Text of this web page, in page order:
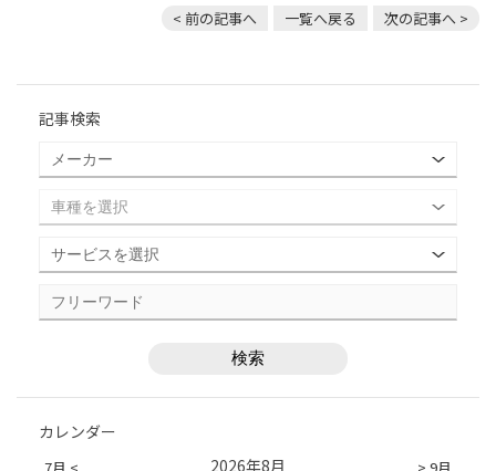
< 前の記事へ 一覧へ戻る 次の記事へ >
記事検索
カレンダー
2026年8月